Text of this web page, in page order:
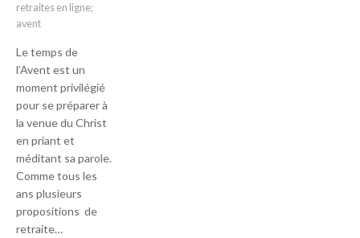
retraites en ligne;
avent
Le temps de
l’Avent est un
moment privilégié
pour se préparer à
la venue du Christ
en priant et
méditant sa parole.
Comme tous les
ans plusieurs
propositions de
retraite…